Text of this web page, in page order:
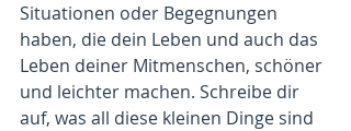
Situationen oder Begegnungen
haben, die dein Leben und auch das
Leben deiner Mitmenschen, schöner
und leichter machen. Schreibe dir
auf, was all diese kleinen Dinge sind